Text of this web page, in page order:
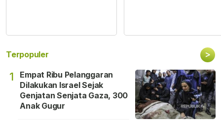
Terpopuler >
1
Empat Ribu Pelanggaran
Dilakukan Israel Sejak
Genjatan Senjata Gaza, 300
Anak Gugur